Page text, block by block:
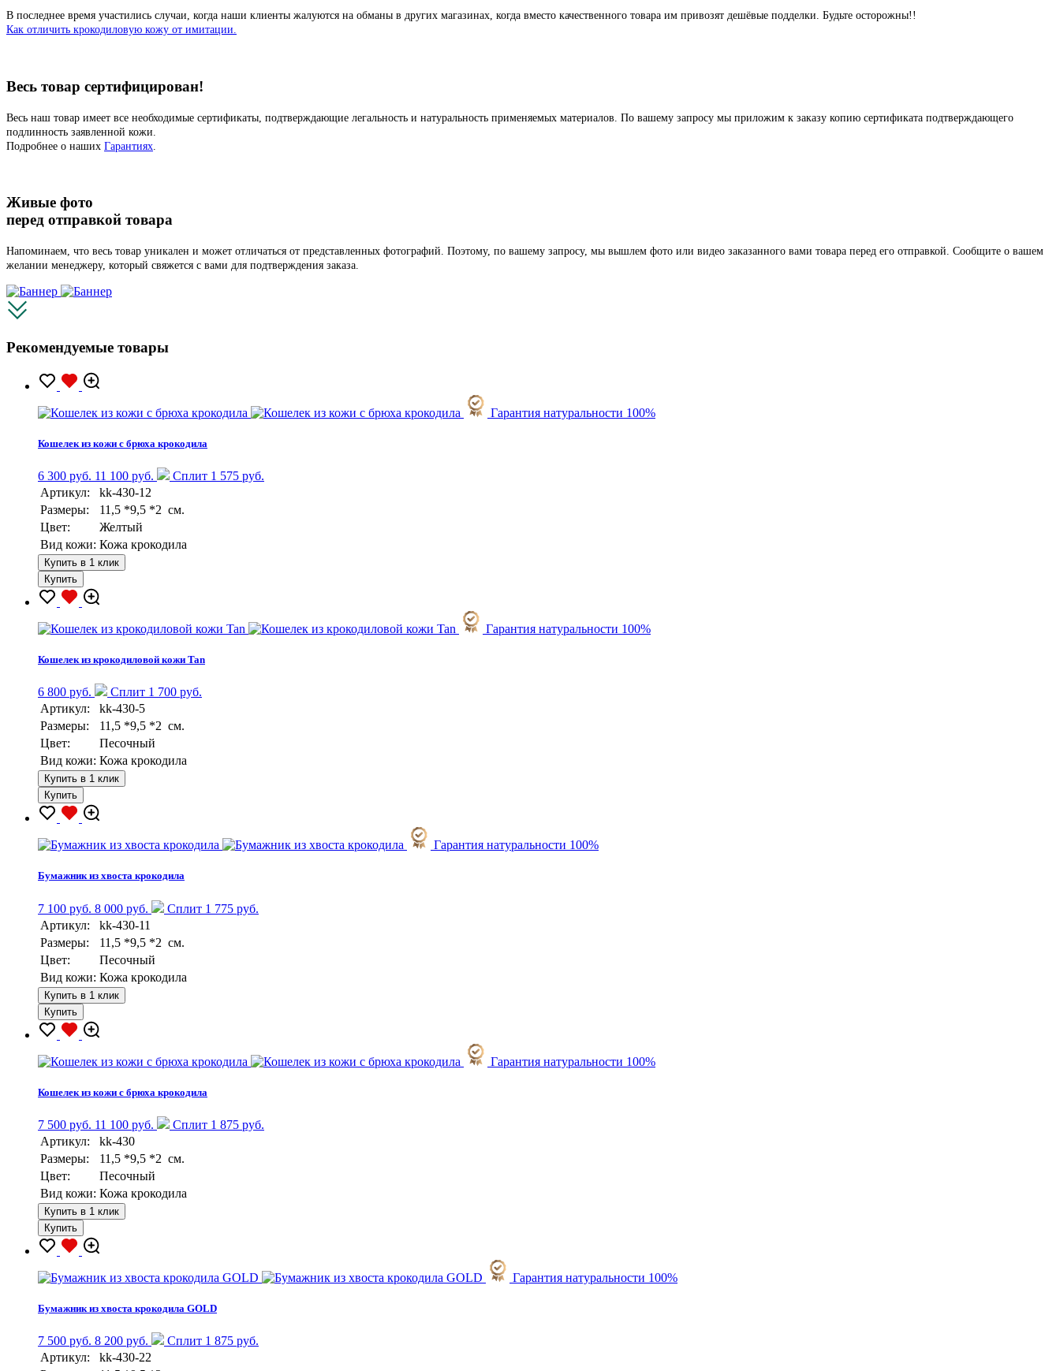
В последнее время участились случаи, когда наши клиенты жалуются на обманы в других магазинах, когда вместо качественного товара им привозят дешёвые подделки. Будьте осторожны!!
Как отличить крокодиловую кожу от имитации.
Весь товар сертифицирован!
Весь наш товар имеет все необходимые сертификаты, подтверждающие легальность и натуральность применяемых материалов. По вашему запросу мы приложим к заказу копию сертификата подтверждающего
подлинность заявленной кожи.
Подробнее о наших Гарантиях
Живые фото
перед отправкой товара
Напоминаем, что весь товар уникален и может отличаться от представленных фотографий. Поэтому, по вашему запросу, мы вышлем фото или видео заказанного вами товара перед его отправкой. Сообщите о вашем
желании менеджеру, который свяжется с вами для подтверждения заказа.
Рекомендуемые товары
Гарантия натуральности 100%
Кошелек из кожи с брюха крокодила
6 300 руб. 11 100 руб.
Сплит 1 575 руб.
Артикул:
kk-430-12
Размеры:
11,5 *9,5 *2 см.
Цвет:
Желтый
Вид кожи: Кожа крокодила
Купить в 1 клик
Купить
Гарантия натуральности 100%
Кошелек из крокодиловой кожи Tan
6 800 руб.
Сплит 1 700 руб.
Артикул:
kk-430-5
Размеры:
11,5 *9,5 *2 см.
Цвет:
Песочный
Вид кожи: Кожа крокодила
Купить в 1 клик
Купить
Гарантия натуральности 100%
Бумажник из хвоста крокодила
7 100 руб. 8 000 руб.
Сплит 1 775 руб.
Артикул:
kk-430-11
Размеры:
11,5 *9,5 *2 см.
Цвет:
Песочный
Вид кожи: Кожа крокодила
Купить в 1 клик
Купить
Гарантия натуральности 100%
Кошелек из кожи с брюха крокодила
7 500 руб. 11 100 руб.
Сплит 1 875 руб.
Артикул:
kk-430
Размеры:
11,5 *9,5 *2 см.
Цвет:
Песочный
Вид кожи: Кожа крокодила
Купить в 1 клик
Купить
Гарантия натуральности 100%
Бумажник из хвоста крокодила GOLD
7 500 руб. 8 200 руб.
Сплит 1 875 руб.
Артикул:
kk-430-22